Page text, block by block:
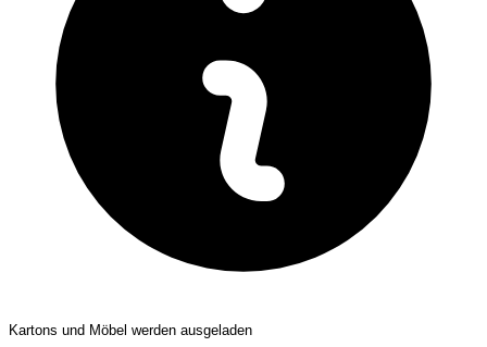
Kartons und Möbel werden ausgeladen